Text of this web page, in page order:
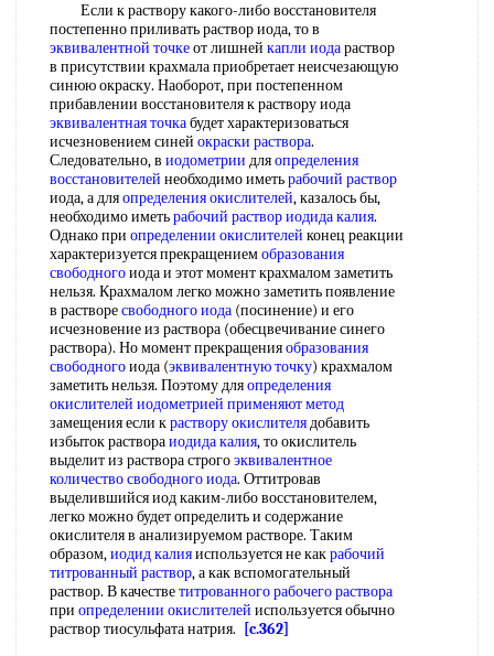
Если к раствору какого-либо восстановителя
постепенно приливать раствор иода, то в
эквивалентной точкеот лишней капли иодараствор
в присутствии крахмала приобретает неисчезающую
синюю окраску. Наоборот, при постепенном
прибавлении восстановителя к раствору иода
эквивалентная точкабудет характеризоваться
исчезновением синей окраски раствора.
Следовательно, в иодометрии дляопределения
восстановителей необходимо иметьрабочий раствор
иода, а дляопределения окислителей, казалось бы,
необходимо иметьрабочий раствориодида калия.
Однако при определении окислителей конец реакции
характеризуется прекращениемобразования
свободногоиода и этот момент крахмалом заметить
нельзя. Крахмалом легко можно заметить появление
в растворесвободного иода (посинение) и его
исчезновение из раствора (обесцвечивание синего
раствора). Но момент прекращенияобразования
свободногоиода (эквивалентную точку) крахмалом
заметить нельзя. Поэтому дляопределения
окислителей иодометрией применяют метод
замещения если краствору окислителядобавить
избыток раствораиодида калия, то окислитель
выделит из раствора строгоэквивалентное
количествосвободного иода. Оттитровав
выделившийся иод каким-либо восстановителем,
легко можно будет определить и содержание
окислителя в анализируемом растворе. Таким
образом,иодид калияиспользуется не какрабочий
титрованный раствор, а как вспомогательный
раствор. В качестветитрованного рабочего раствора
при определении окислителей используется обычно
раствор тиосульфата натрия.
[c.362]